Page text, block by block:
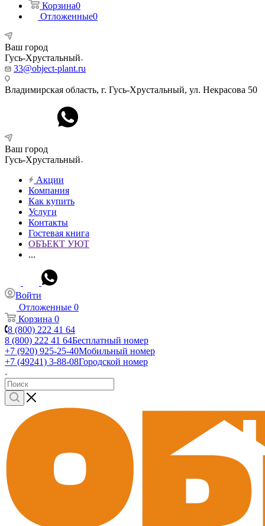
Корзина0
Отложенные0
Ваш город
Гусь-Хрустальный
33@object-plant.ru
Владимирская область, г. Гусь-Хрустальный, ул. Некрасова 50
Ваш город
Гусь-Хрустальный
Акции
Компания
Как купить
Услуги
Контакты
Гостевая книга
ОБЪЕКТ УЮТ
...
Войти
Отложенные 0
Корзина 0
8 (800) 222 41 64
8 (800) 222 41 64Бесплатный номер
+7 (920) 925-25-40Мобильный номер
+7 (49241) 3-88-08Городской номер